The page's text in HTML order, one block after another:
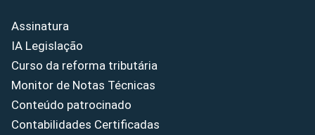
Assinatura
IA Legislação
Curso da reforma tributária
Monitor de Notas Técnicas
Conteúdo patrocinado
Contabilidades Certificadas